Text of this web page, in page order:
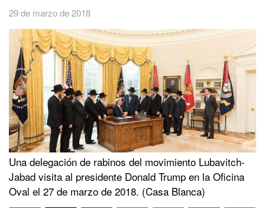
29 de marzo de 2018
Una delegación de rabinos del movimiento Lubavitch-
Jabad visita al presidente Donald Trump en la Oficina
Oval el 27 de marzo de 2018. (Casa Blanca)